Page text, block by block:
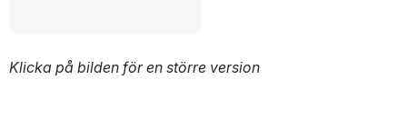
Klicka på bilden för en större version